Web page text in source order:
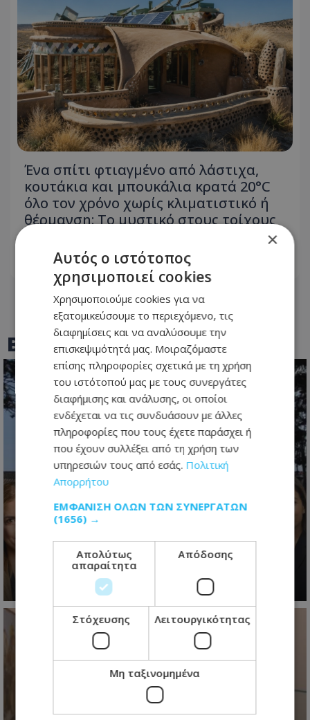
Ένα σπίτι φτιαγμένο από λάστιχα,
κουτάκια και μπουκάλια κρατά 20°C
όλο τον χρόνο χωρίς κλιματιστικό ή
θέρμανση: Το μυστικό στους τοίχους
04.08.2026 - 07:39
BEST OFTOTHEMAONLINE
Ο τελευταίος ανασχηματισμός πριν
το 2028: Τα νέα πρόσωπα, οι
μηνύματα Χριστοδουλίδη - Βίντεο
×
Αυτός ο ιστότοπος
χρησιμοποιεί cookies
Χρησιμοποιούμε cookies για να
εξατομικεύσουμε το περιεχόμενο, τις
διαφημίσεις και να αναλύσουμε την
επισκεψιμότητά μας. Μοιραζόμαστε
επίσης πληροφορίες σχετικά με τη χρήση
του ιστότοπού μας με τους συνεργάτες
διαφήμισης και ανάλυσης, οι οποίοι
ενδέχεται να τις συνδυάσουν με άλλες
πληροφορίες που τους έχετε παράσχει ή
που έχουν συλλέξει από τη χρήση των
υπηρεσιών τους από εσάς. Πολιτική
Απορρήτου
ΕΜΦΆΝΙΣΗ ΌΛΩΝ ΤΩΝ ΣΥΝΕΡΓΑΤΏΝ
(1656) →
Απολύτως
απαραίτητα
Απόδοσης
Στόχευσης Λειτουργικότητας
Μη ταξινομημένα